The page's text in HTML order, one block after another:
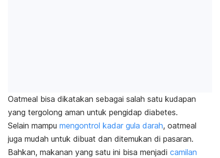
Oatmeal bisa dikatakan sebagai salah satu kudapan
yang tergolong aman untuk pengidap diabetes.
Selain mampu mengontrol kadar gula darah, oatmeal
juga mudah untuk dibuat dan ditemukan di pasaran.
Bahkan, makanan yang satu ini bisa menjadi camilan